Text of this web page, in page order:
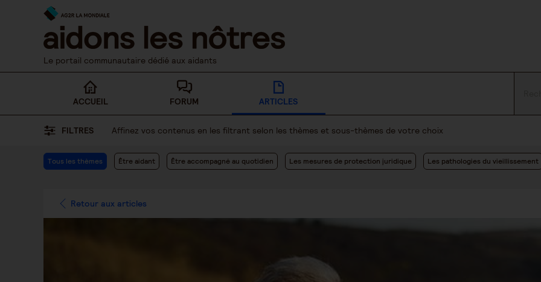
Le portail communautaire dédié aux aidants
ACCUEIL FORUM ARTICLES
FILTRES Affinez vos contenus en les filtrant selon les thèmes et sous-thèmes de votre choix
Tous les thèmes Être aidant Être accompagné au quotidien Les mesures de protection juridique Les pathologies du vieillissement
Retour aux articles